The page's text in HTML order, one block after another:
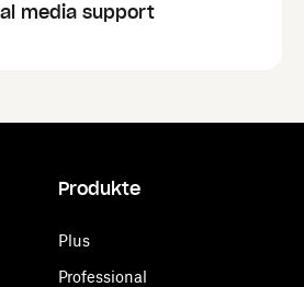
media support
Produkte
Plus
Professional